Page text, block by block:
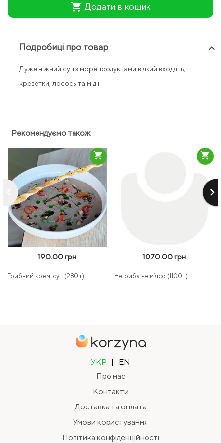
shopping_cart Додати в кошик
Подробиці про товар keyboard_arrow_up
Дуже ніжний суп з морепродуктами в який входять,
креветки, лосось та мідії.
Рекомендуємо також
keyboard_arrow_right
190.00 грн
Грибний крем-суп (280 г)
shopping_cart
1070.00 грн
Не риба не мʼясо (1100 г)
shopping_cart
УКР |
EN
Про нас
Контакти
Доставка та оплата
Умови користування
Політика конфіденційності